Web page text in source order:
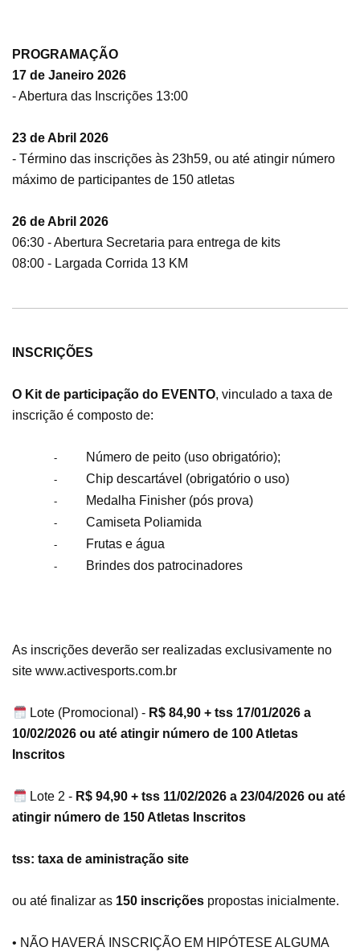
PROGRAMAÇÃO
17 de Janeiro 2026
- Abertura das Inscrições 13:00
23 de Abril 2026
- Término das inscrições às 23h59, ou até atingir número
máximo de participantes de 150 atletas
26 de Abril 2026
06:30 - Abertura Secretaria para entrega de kits
08:00 - Largada Corrida 13 KM
INSCRIÇÕES
O Kit de participação do EVENTO, vinculado a taxa de
inscrição é composto de:
- Número de peito (uso obrigatório);
- Chip descartável (obrigatório o uso)
- Medalha Finisher (pós prova)
- Camiseta Poliamida
- Frutas e água
- Brindes dos patrocinadores
As inscrições deverão ser realizadas exclusivamente no
site www.activesports.com.br
Lote (Promocional) - R$ 84,90 + tss 17/01/2026 a
10/02/2026 ou até atingir número de 100 Atletas
Inscritos
Lote 2 - R$ 94,90 + tss 11/02/2026 a 23/04/2026 ou até
atingir número de 150 Atletas Inscritos
tss: taxa de aministração site
ou até finalizar as 150 inscrições propostas inicialmente.
• NÃO HAVERÁ INSCRIÇÃO EM HIPÓTESE ALGUMA